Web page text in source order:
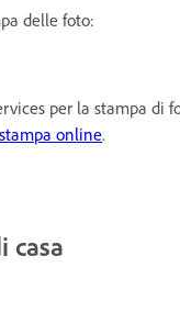
delle foto:
per la stampa di
online.
casa